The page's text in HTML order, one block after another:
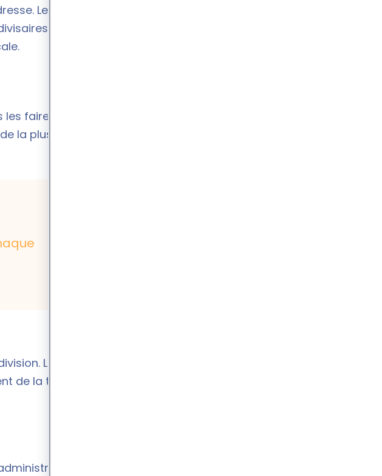
Le centre des
peuvent
faire figurer sur
la plus grande
Les
de la taxe